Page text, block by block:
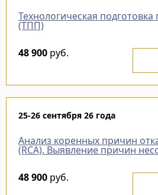
Технологическая подготовка
(ТПП)
48 900 руб.
25-26 сентября 26 года
Анализ коренных причин
(RCA). Выявление причин
48 900 руб.